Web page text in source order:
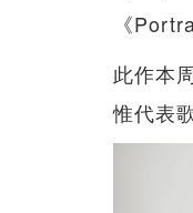
《
此作本
惟代表